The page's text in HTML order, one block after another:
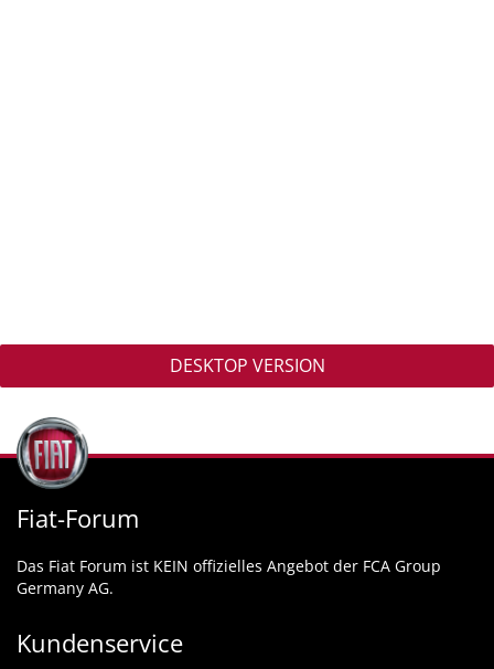
DESKTOP VERSION
Fiat-Forum
Das Fiat Forum ist KEIN offizielles Angebot der FCA Group
Germany AG.
Kundenservice